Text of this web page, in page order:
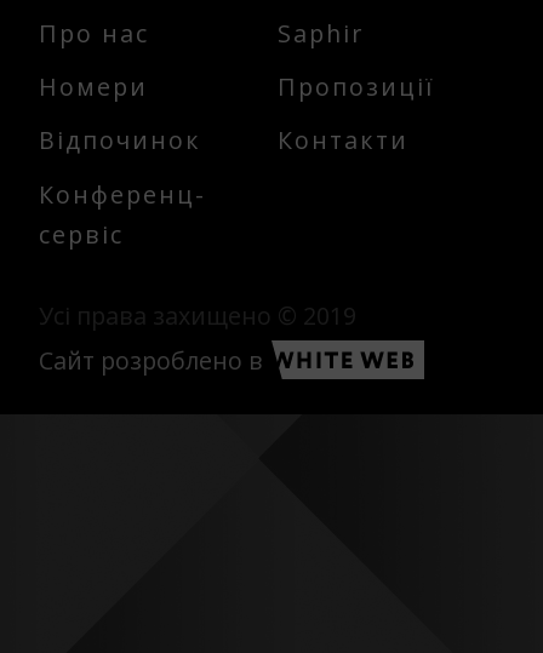
Про нас
Номери
Відпочинок
Конференц-
сервіс
Saphir
Пропозиції
Контакти
Усі права захищено © 2019
Сайт розроблено в